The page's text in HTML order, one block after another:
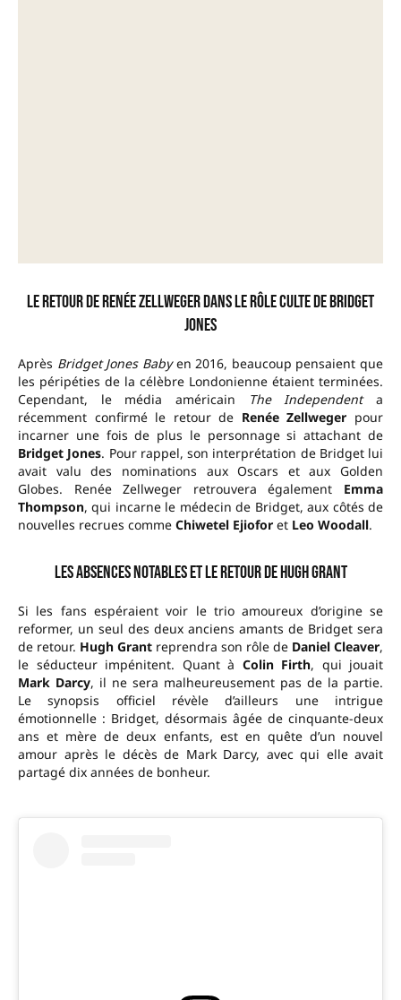
Le retour de Renée Zellweger dans le rôle culte de Bridget
Jones
Après Bridget Jones Babyen 2016, beaucoup pensaient que
les péripéties de la célèbre Londonienne étaient terminées.
Cependant, le média américain
The Independenta
récemment confirmé le retour de Renée Zellweger pour
incarner une fois de plus le personnage si attachant de
Bridget Jones. Pour rappel, son interprétation de Bridget lui
avait valu des nominations aux Oscars et aux Golden
Globes. Renée Zellweger retrouvera également Emma
Thompson, qui incarne le médecin de Bridget, aux côtés de
nouvelles recrues comme Chiwetel Ejiofor et Leo Woodall.
Les absences notables et le retour de Hugh Grant
Si les fans espéraient voir le trio amoureux d’origine se
reformer, un seul des deux anciens amants de Bridget sera
de retour. Hugh Grant reprendra son rôle de Daniel Cleaver,
le séducteur impénitent. Quant à Colin Firth, qui jouait
Mark Darcy, il ne sera malheureusement pas de la partie.
Le synopsis officiel révèle d’ailleurs une intrigue
émotionnelle : Bridget, désormais âgée de cinquante-deux
ans et mère de deux enfants, est en quête d’un nouvel
amour après le décès de Mark Darcy, avec qui elle avait
partagé dix années de bonheur.